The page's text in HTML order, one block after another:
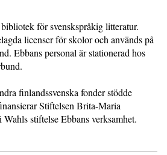
för svenskspråkig litteratur.
licenser för skolor och används på
Ebbans personal är stationerad hos
finlandssvenska fonder stödde
Stiftelsen Brita-Maria
stiftelse Ebbans verksamhet.